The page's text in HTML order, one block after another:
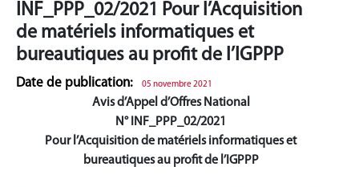
INF_PPP_02/2021 Pour l’Acquisition
de matériels informatiques et
bureautiques au profit de l’IGPPP
Date de publication: 05 novembre 2021
Avis d’Appel d’Offres National
N° INF_PPP_02/2021
Pour l’Acquisition de matériels informatiques et
bureautiques au profit de l’IGPPP